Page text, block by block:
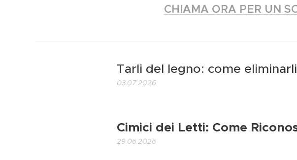
CHIAMA ORA PER UN
Tarli del legno: come
03.07.2026
Cimici dei Letti: Come
29.06.2026